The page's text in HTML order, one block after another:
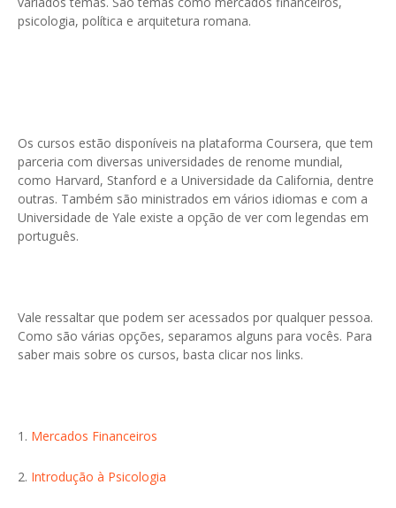
psicologia, política e arquitetura romana.
Os cursos estão disponíveis na plataforma Coursera, que tem
parceria com diversas universidades de renome mundial,
como Harvard, Stanford e a Universidade da California, dentre
outras. Também são ministrados em vários idiomas e com a
Universidade de Yale existe a opção de ver com legendas em
português.
Vale ressaltar que podem ser acessados por qualquer pessoa.
Como são várias opções, separamos alguns para vocês. Para
saber mais sobre os cursos, basta clicar nos links.
1. Mercados Financeiros
2. Introdução à Psicologia